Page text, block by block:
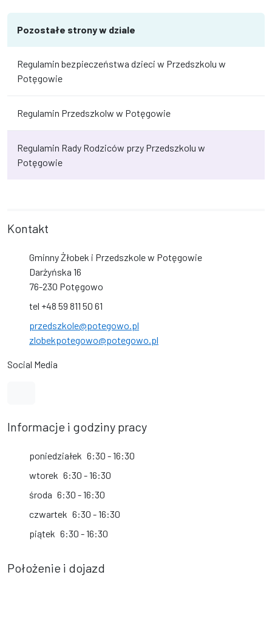
Pozostałe strony w dziale
Regulamin bezpieczeństwa dzieci w Przedszkolu w
Potęgowie
Regulamin Przedszkolw w Potęgowie
Regulamin Rady Rodziców przy Przedszkolu w
Potęgowie
Kontakt
Gminny Żłobek i Przedszkole w Potęgowie
Darżyńska 16
76-230 Potęgowo
tel +48 59 811 50 61
przedszkole@potegowo.pl
zlobekpotegowo@potegowo.pl
Social Media
Informacje i godziny pracy
poniedziałek 6:30 - 16:30
wtorek 6:30 - 16:30
środa 6:30 - 16:30
czwartek 6:30 - 16:30
piątek 6:30 - 16:30
Położenie i dojazd